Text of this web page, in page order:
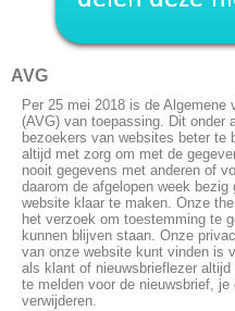
AVG
Per 25 mei 2018 is de Algemene
(AVG) van toepassing. Dit onder
bezoekers van websites beter te
altijd met zorg om met de
nooit gegevens met anderen of
daarom de afgelopen week
website klaar te maken. Onze
het verzoek om toestemming te
kunnen blijven staan. Onze
van onze website kunt vinden is
als klant of nieuwsbrieflezer
te melden voor de nieuwsbrief,
verwijderen.